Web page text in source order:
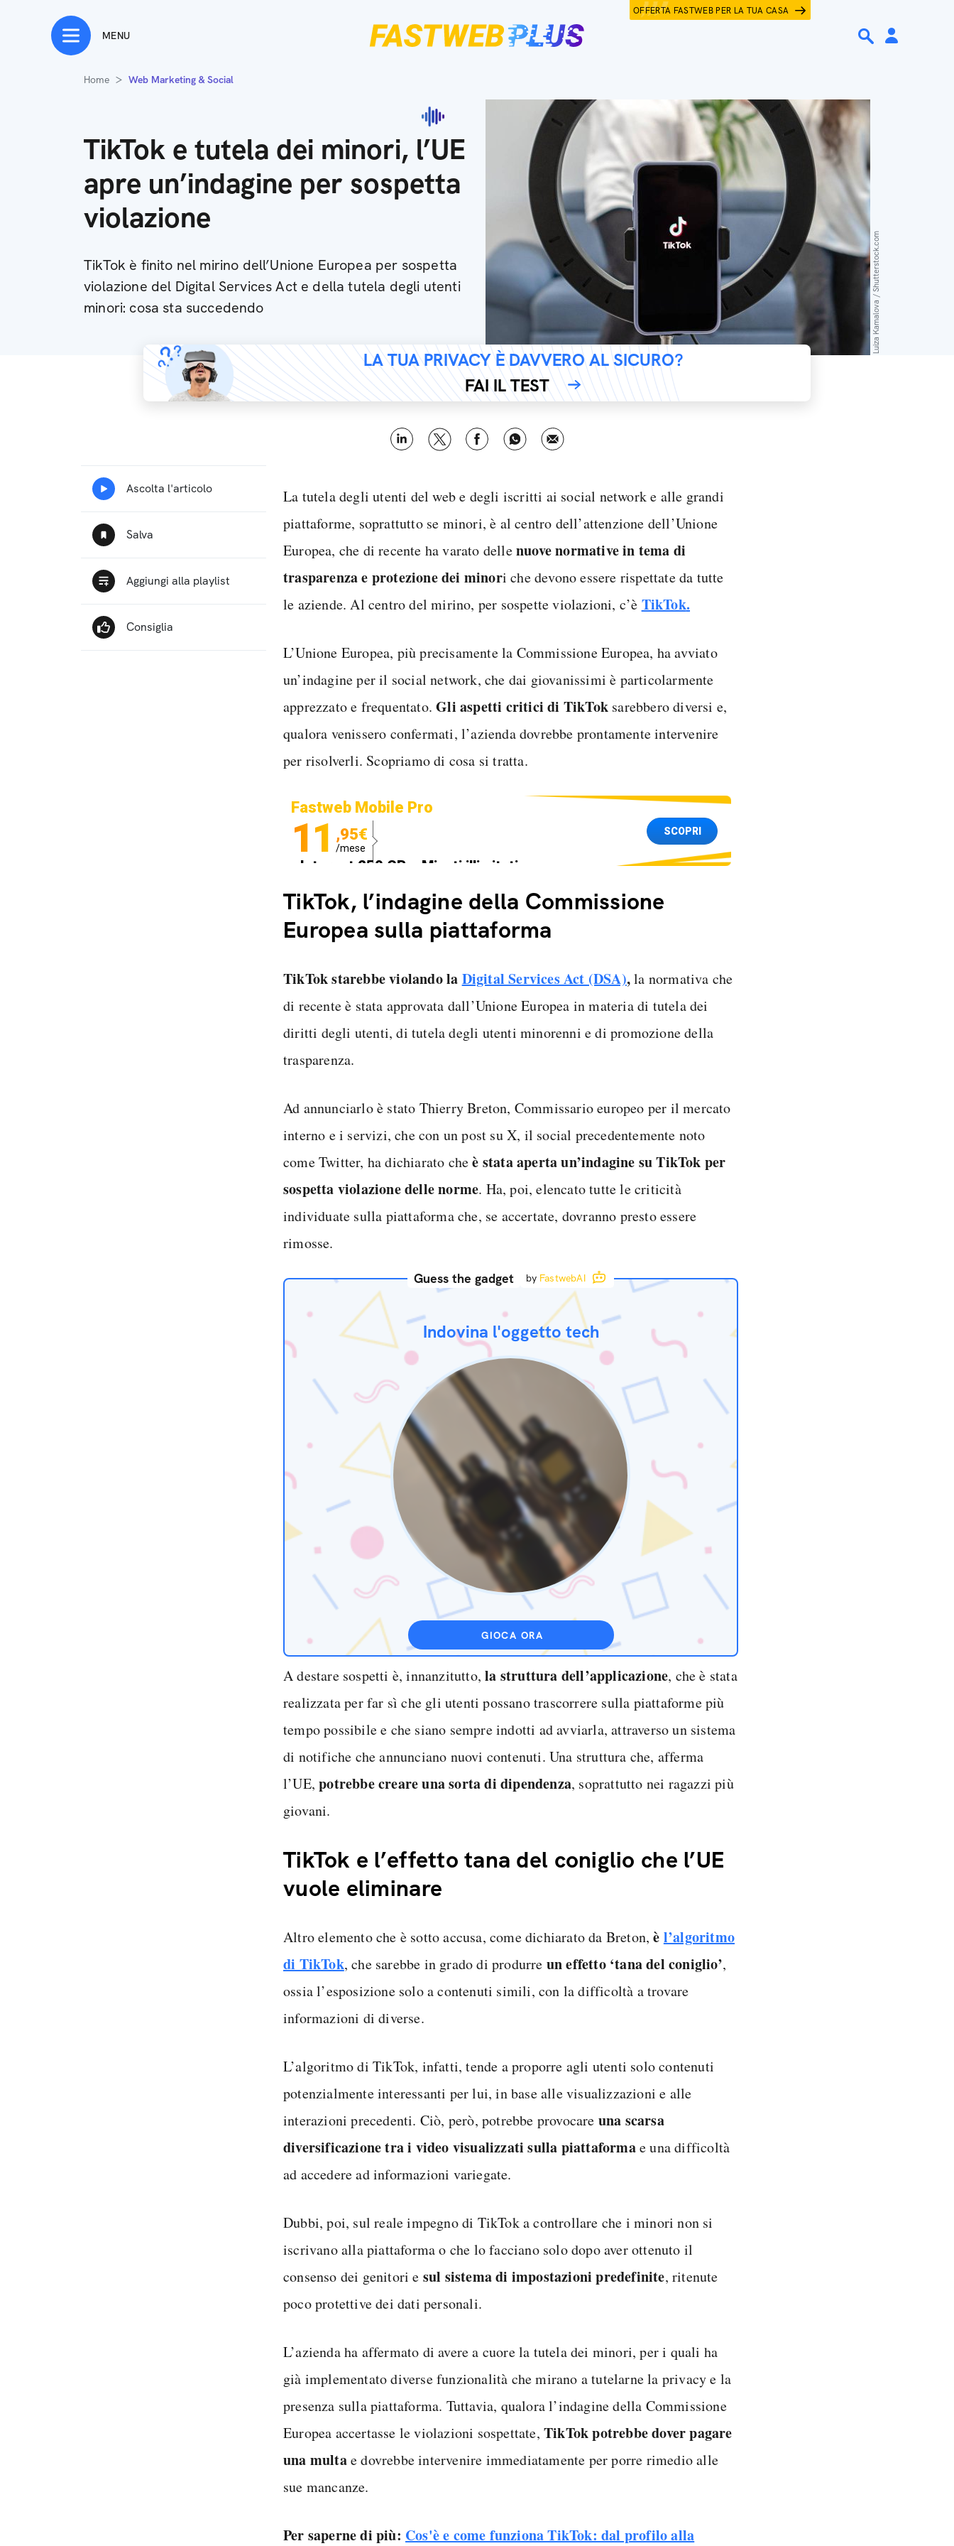
OFFERTA FASTWEB PER LA TUA CASA
MENU
Home Web Marketing & Social
TikTok e tutela dei minori, l’UE
apre un’indagine per sospetta
violazione
TikTok è finito nel mirino dell’Unione Europea per sospetta
violazione del Digital Services Act e della tutela degli utenti
minori: cosa sta succedendo
Luiza Kamalova / Shutterstock.com
LA TUA PRIVACY È DAVVERO AL SICURO?
FAI IL TEST
La tutela degli utenti del web e degli iscritti ai social network e alle grandi
piattaforme, soprattutto se minori, è al centro dell’attenzione dell’Unione
Europea, che di recente ha varato dellenuove normative in tema di
trasparenza e protezione dei minori che devono essere rispettate da tutte
le aziende. Al centro del mirino, per sospette violazioni, c’è TikTok.
L’Unione Europea, più precisamente la Commissione Europea, ha avviato
un’indagine per il social network, che dai giovanissimi è particolarmente
apprezzato e frequentato.Gli aspetti critici di TikTok sarebbero diversi e,
qualora venissero confermati, l’azienda dovrebbe prontamente intervenire
per risolverli. Scopriamo di cosa si tratta.
Fastweb Mobile Pro
11 ,95€
/mese
Internet 250 GB e Minuti illimitati
SCOPRI
TikTok, l’indagine della Commissione
Europea sulla piattaforma
TikTok starebbe violando la Digital Services Act (DSA),la normativa che
di recente è stata approvata dall’Unione Europea in materia di tutela dei
diritti degli utenti, di tutela degli utenti minorenni e di promozione della
trasparenza.
Ad annunciarlo è stato Thierry Breton, Commissario europeo per il mercato
interno e i servizi, che con un post su X, il social precedentemente noto
come Twitter, ha dichiarato cheè stata aperta un’indagine su TikTok per
sospetta violazione delle norme. Ha, poi, elencato tutte le criticità
individuate sulla piattaforma che, se accertate, dovranno presto essere
rimosse.
Guess the gadget by FastwebAI
Indovina l'oggetto tech
GIOCA ORA
A destare sospetti è, innanzitutto,la struttura dell’applicazione, che è stata
realizzata per far sì che gli utenti possano trascorrere sulla piattaforme più
tempo possibile e che siano sempre indotti ad avviarla, attraverso un sistema
di notifiche che annunciano nuovi contenuti. Una struttura che, afferma
l’UE,potrebbe creare una sorta di dipendenza, soprattutto nei ragazzi più
giovani.
TikTok e l’effetto tana del coniglio che l’UE
vuole eliminare
Altro elemento che è sotto accusa, come dichiarato da Breton,è l’algoritmo
di TikTok, che sarebbe in grado di produrre un effetto ‘tana del coniglio’,
ossia l’esposizione solo a contenuti simili, con la difficoltà a trovare
informazioni di diverse.
L’algoritmo di TikTok, infatti, tende a proporre agli utenti solo contenuti
potenzialmente interessanti per lui, in base alle visualizzazioni e alle
interazioni precedenti. Ciò, però, potrebbe provocare una scarsa
diversificazione tra i video visualizzati sulla piattaformae una difficoltà
ad accedere ad informazioni variegate.
Dubbi, poi, sul reale impegno di TikTok a controllare che i minori non si
iscrivano alla piattaforma o che lo facciano solo dopo aver ottenuto il
consenso dei genitori e sul sistema di impostazioni predefinite, ritenute
poco protettive dei dati personali.
L’azienda ha affermato di avere a cuore la tutela dei minori, per i quali ha
già implementato diverse funzionalità che mirano a tutelarne la privacy e la
presenza sulla piattaforma. Tuttavia, qualora l’indagine della Commissione
Europea accertasse le violazioni sospettate,TikTok potrebbe dover pagare
una multae dovrebbe intervenire immediatamente per porre rimedio alle
sue mancanze.
Per saperne di più: Cos'è e come funziona TikTok: dal profilo alla